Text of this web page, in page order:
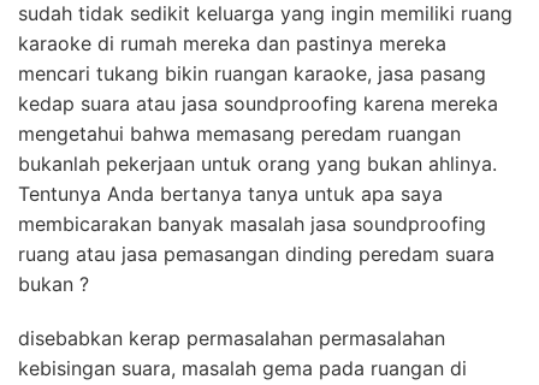
sudah tidak sedikit keluarga yang ingin memiliki ruang
karaoke di rumah mereka dan pastinya mereka
mencari tukang bikin ruangan karaoke, jasa pasang
kedap suara atau jasa soundproofing karena mereka
mengetahui bahwa memasang peredam ruangan
bukanlah pekerjaan untuk orang yang bukan ahlinya.
Tentunya Anda bertanya tanya untuk apa saya
membicarakan banyak masalah jasa soundproofing
ruang atau jasa pemasangan dinding peredam suara
bukan ?
disebabkan kerap permasalahan permasalahan
kebisingan suara, masalah gema pada ruangan di